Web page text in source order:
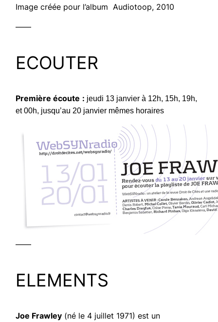
Image créée pour l’album Audiotoop, 2010
——
ECOUTER
Première écoute : jeudi 13 janvier à 12h, 15h, 19h,
et 00h, jusqu’au 20 janvier mêmes horaires
——
ELEMENTS
Joe Frawley (né le 4 juillet 1971) est un